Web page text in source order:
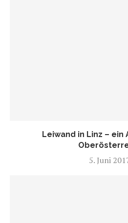
Leiwand in Linz – ein
5. Juni